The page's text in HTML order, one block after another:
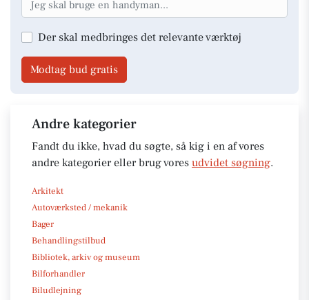
Der skal medbringes det relevante værktøj
Modtag bud gratis
Andre kategorier
Fandt du ikke, hvad du søgte, så kig i en af vores
andre kategorier eller brug vores udvidet søgning.
Arkitekt
Autoværksted / mekanik
Bager
Behandlingstilbud
Bibliotek, arkiv og museum
Bilforhandler
Biludlejning